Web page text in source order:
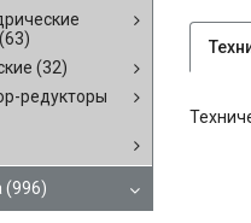
(63)
(32)
редукторы
(996)